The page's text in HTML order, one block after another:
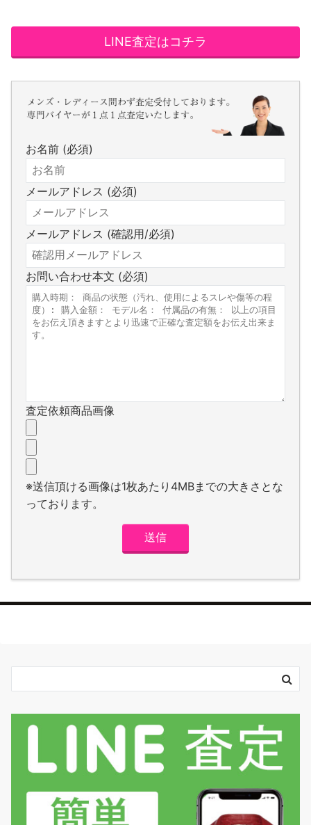
LINE査定はコチラ
お名前 (必須)
メールアドレス (必須)
メールアドレス (確認用/必須)
お問い合わせ本文 (必須)
査定依頼商品画像
※送信頂ける画像は1枚あたり4MBまでの大きさとな
っております。